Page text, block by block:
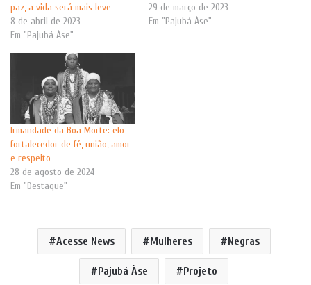
paz, a vida será mais leve
8 de abril de 2023
Em "Pajubá Àse"
29 de março de 2023
Em "Pajubá Àse"
Irmandade da Boa Morte: elo
fortalecedor de fé, união, amor
e respeito
28 de agosto de 2024
Em "Destaque"
Acesse News Mulheres Negras
Pajubá Àse Projeto